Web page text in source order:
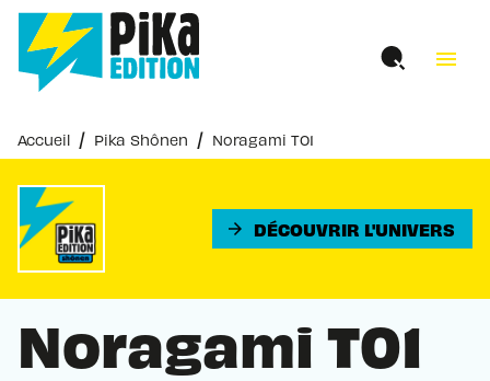
MENU RECHERCHE
PIED DE PAGE
menu
Accueil / Pika Shônen / Noragami T01
arrow_forward DÉCOUVRIR L'UNIVERS
Noragami T01